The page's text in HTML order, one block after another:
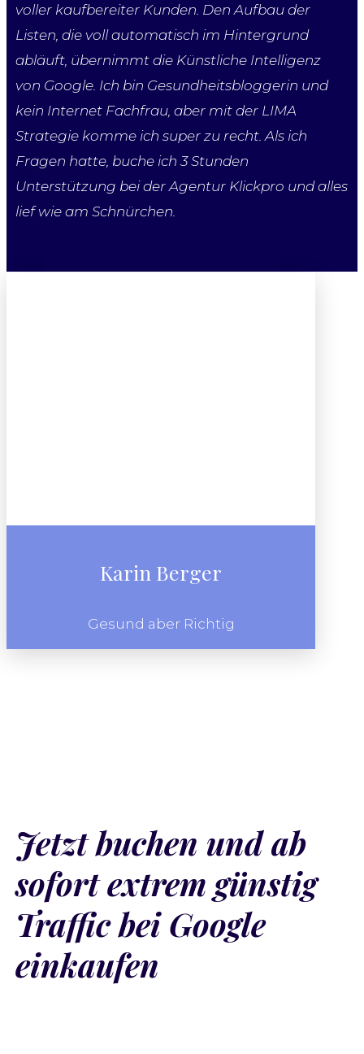
voller kaufbereiter Kunden. Den Aufbau der
Listen, die voll automatisch im Hintergrund
abläuft, übernimmt die Künstliche Intelligenz
von Google. Ich bin Gesundheitsbloggerin und
kein Internet Fachfrau, aber mit der LIMA
Strategie komme ich super zu recht. Als ich
Fragen hatte, buche ich 3 Stunden
Unterstützung bei der Agentur Klickpro und alles
lief wie am Schnürchen.
Karin Berger
Gesund aber Richtig
Jetzt buchen und ab
sofort extrem günstig
Traffic bei Google
einkaufen